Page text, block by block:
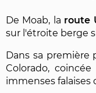
De Moab, la route
sur l'étroite berge
Dans sa première
Colorado,
immenses falaises